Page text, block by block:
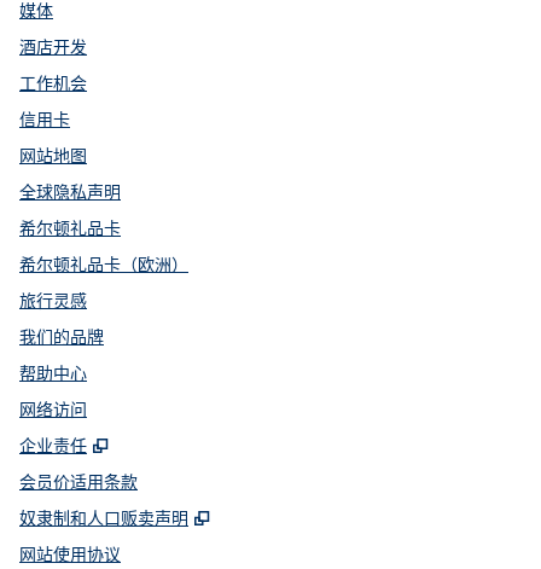
媒体
酒店开发
工作机会
信用卡
网站地图
全球隐私声明
希尔顿礼品卡
希尔顿礼品卡（欧洲）
旅行灵感
我们的品牌
帮助中心
网络访问
企业责任
,
会员价适用条款
奴隶制和人口贩卖声明
,
网站使用协议